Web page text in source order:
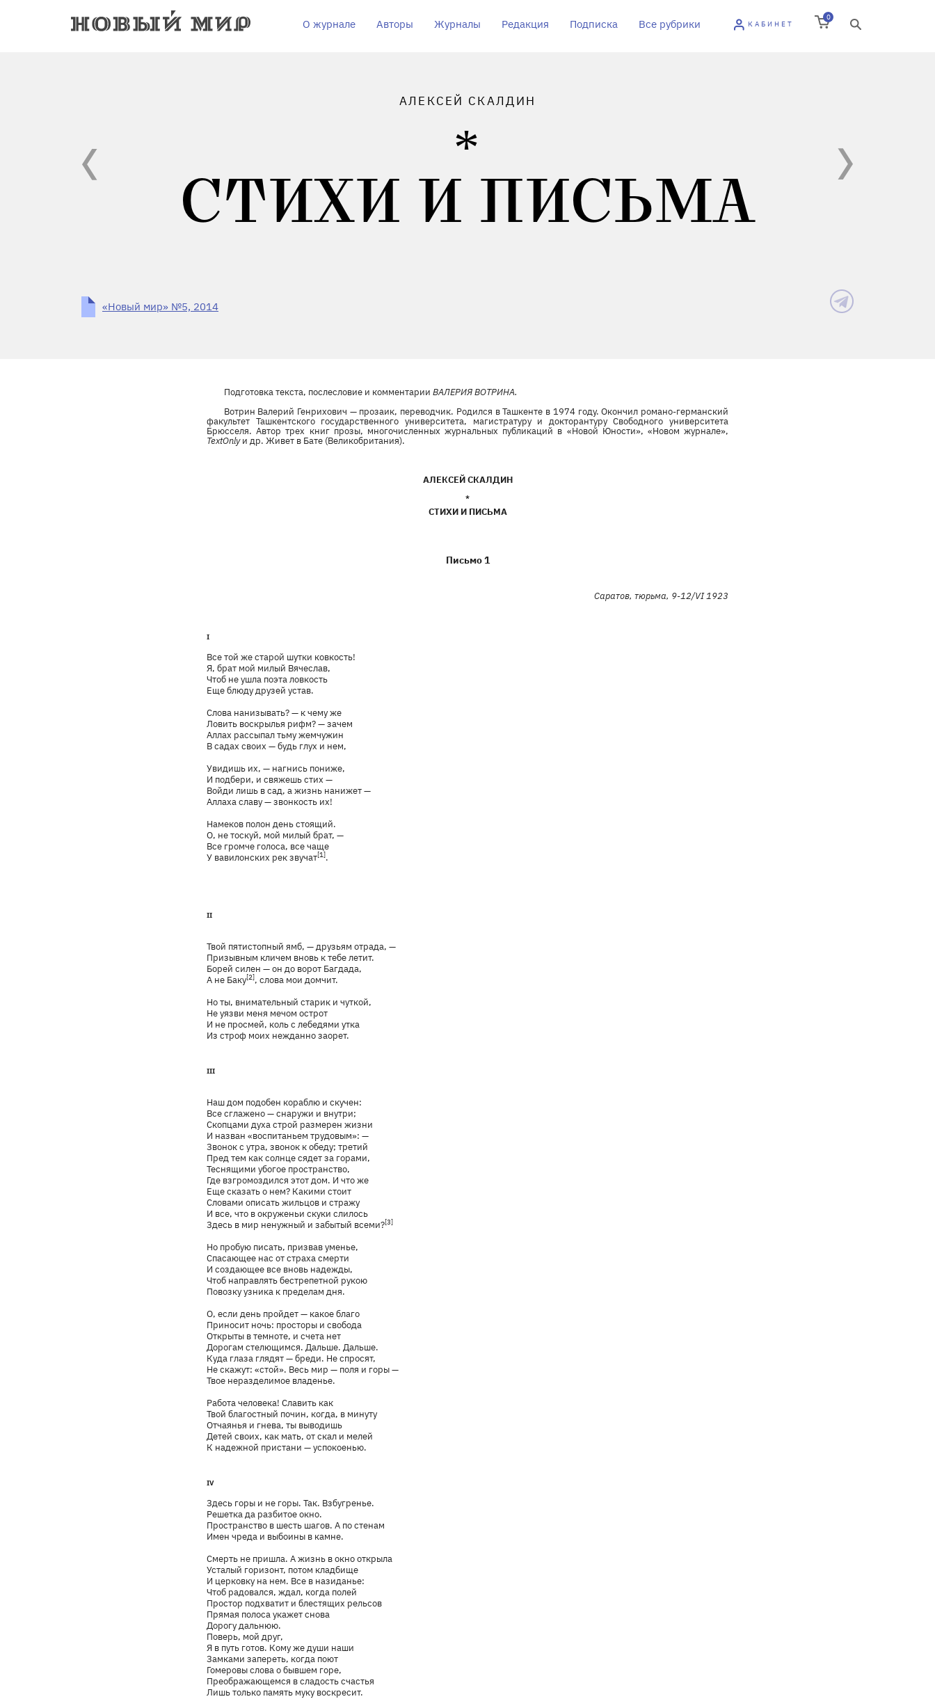
О журнале Авторы Журналы Редакция Подписка Все рубрики КАБИНЕТ
0
АЛЕКСЕЙ СКАЛДИН
СТИХИ И ПИСЬМА
«Новый мир» №5, 2014
Подготовка текста, послесловие и комментарии ВАЛЕРИЯ ВОТРИНА.
Вотрин Валерий Генрихович — прозаик, переводчик. Родился в Ташкенте в 1974 году. Окончил романо-германский
факультет Ташкентского государственного университета, магистратуру и докторантуру Свободного университета
Брюсселя. Автор трех книг прозы, многочисленных журнальных публикаций в «Новой Юности», «Новом журнале»,
TextOnlyи др. Живет в Бате (Великобритания).
АЛЕКСЕЙ СКАЛДИН
*
СТИХИ И ПИСЬМА
Письмо 1
Саратов, тюрьма, 9-12/VI 1923
I
Все той же старой шутки ковкость!
Я, брат мой милый Вячеслав,
Чтоб не ушла поэта ловкость
Еще блюду друзей устав.
Слова нанизывать? — к чему же
Ловить воскрылья рифм? — зачем
Аллах рассыпал тьму жемчужин
В садах своих — будь глух и нем,
Увидишь их, — нагнись пониже,
И подбери, и свяжешь стих —
Войди лишь в сад, а жизнь нанижет —
Аллаха славу — звонкость их!
Намеков полон день стоящий.
О, не тоскуй, мой милый брат, —
Все громче голоса, все чаще
У вавилонских рек звучат[1].
II
Твой пятистопный ямб, — друзьям отрада, —
Призывным кличем вновь к тебе летит.
Борей силен — он до ворот Багдада,
А не Баку[2], слова мои домчит.
Но ты, внимательный старик и чуткой,
Не уязви меня мечом острот
И не просмей, коль с лебедями утка
Из строф моих нежданно заорет.
III
Наш дом подобен кораблю и скучен:
Все сглажено — снаружи и внутри;
Скопцами духа строй размерен жизни
И назван «воспитаньем трудовым»: —
Звонок с утра, звонок к обеду; третий
Пред тем как солнце сядет за горами,
Теснящими убогое пространство,
Где взгромоздился этот дом. И что же
Еще сказать о нем? Какими стоит
Словами описать жильцов и стражу
И все, что в окруженьи скуки слилось
Здесь в мир ненужный и забытый всеми?[3]
Но пробую писать, призвав уменье,
Спасающее нас от страха смерти
И создающее все вновь надежды,
Чтоб направлять бестрепетной рукою
Повозку узника к пределам дня.
О, если день пройдет — какое благо
Приносит ночь: просторы и свобода
Открыты в темноте, и счета нет
Дорогам стелющимся. Дальше. Дальше.
Куда глаза глядят — бреди. Не спросят,
Не скажут: «стой». Весь мир — поля и горы —
Твое неразделимое владенье.
Работа человека! Славить как
Твой благостный почин, когда, в минуту
Отчаянья и гнева, ты выводишь
Детей своих, как мать, от скал и мелей
К надежной пристани — успокоенью.
IV
Здесь горы и не горы. Так. Взбугренье.
Решетка да разбитое окно.
Пространство в шесть шагов. А по стенам
Имен чреда и выбоины в камне.
Смерть не пришла. А жизнь в окно открыла
Усталый горизонт, потом кладбище
И церковку на нем. Все в назиданье:
Чтоб радовался, ждал, когда полей
Простор подхватит и блестящих рельсов
Прямая полоса укажет снова
Дорогу дальнюю.
Поверь, мой друг,
Я в путь готов. Кому же души наши
Замками запереть, когда поют
Гомеровы слова о бывшем горе,
Преображающемся в сладость счастья
Лишь только память муку воскресит.